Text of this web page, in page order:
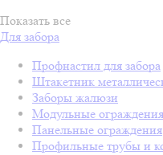
Показать все
Для забора
Профнастил для забора
Штакетник
Заборы жалюзи
Модульные ограждения
Панельные ограждения
Профильные трубы и